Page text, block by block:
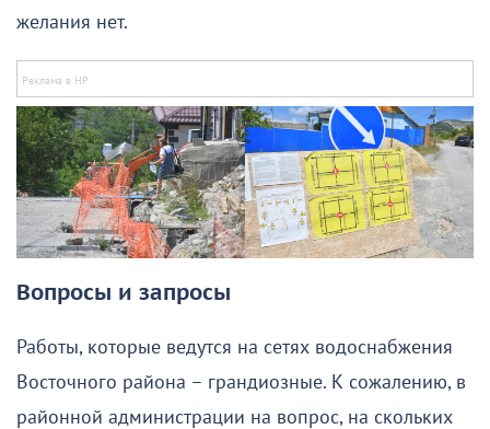
желания нет.
Вопросы и запросы
Работы, которые ведутся на сетях водоснабжения
Восточного района – грандиозные. К сожалению, в
районной администрации на вопрос, на скольких